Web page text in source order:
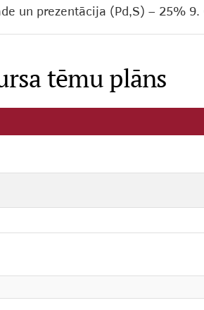
un prezentācija (Pd,S) – 25%
tēmu plāns